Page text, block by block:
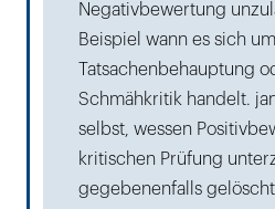
Negativbewertung
Beispiel wann es sich
Tatsachenbehauptung
Schmähkritik handelt.
selbst, wessen
kritischen Prüfung
gegebenenfalls